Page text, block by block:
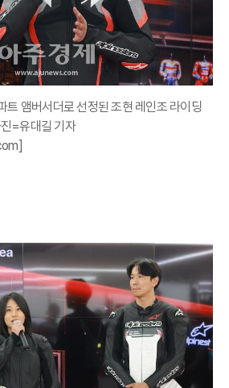
트 앰버서더로 선정된 조현 레인조 라이딩
=유대길 기자